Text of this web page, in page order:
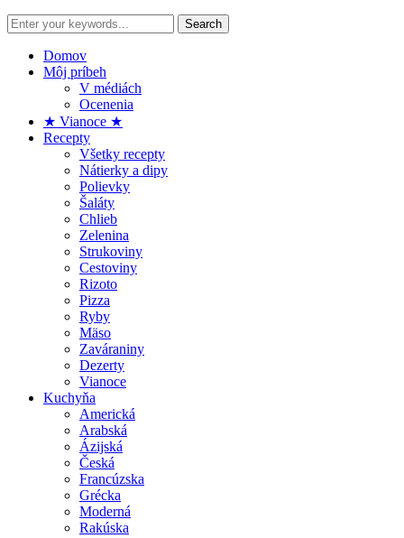
Domov
Môj príbeh
V médiách
Ocenenia
★ Vianoce ★
Recepty
Všetky recepty
Nátierky a dipy
Polievky
Šaláty
Chlieb
Zelenina
Strukoviny
Cestoviny
Rizoto
Pizza
Ryby
Mäso
Zaváraniny
Dezerty
Vianoce
Kuchyňa
Americká
Arabská
Ázijská
Česká
Francúzska
Grécka
Moderná
Rakúska